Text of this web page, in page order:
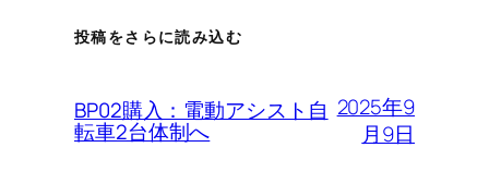
投稿をさらに読み込む
BP02購入：電動アシスト自
転車2台体制へ
2025年9
月9日